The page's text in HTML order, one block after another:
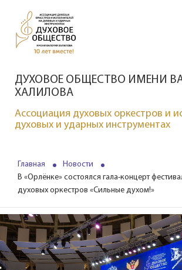
ДУХОВОЕ ОБЩЕСТВО ИМЕНИ
ХАЛИЛОВА
Ассоциация духовых оркестров и
духовых и ударных инструментах
Главная
Новости
В «Орлёнке» состоялся гала-концерт
духовых оркестров «Сильные духом!»